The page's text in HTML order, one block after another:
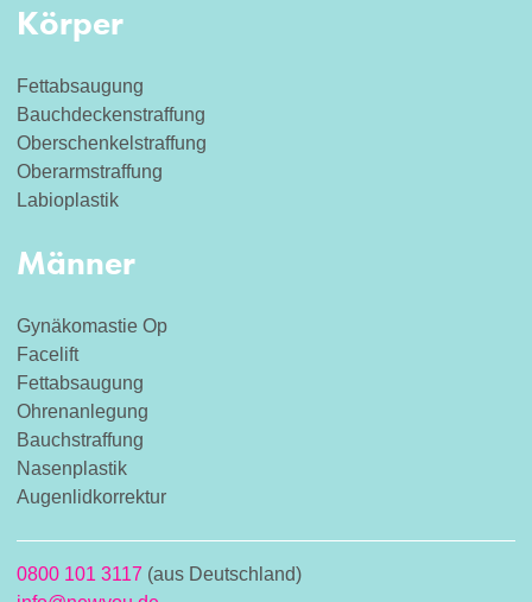
Körper
Fettabsaugung
Bauchdeckenstraffung
Oberschenkelstraffung
Oberarmstraffung
Labioplastik
Männer
Gynäkomastie Op
Facelift
Fettabsaugung
Ohrenanlegung
Bauchstraffung
Nasenplastik
Augenlidkorrektur
0800 101 3117 (aus Deutschland)